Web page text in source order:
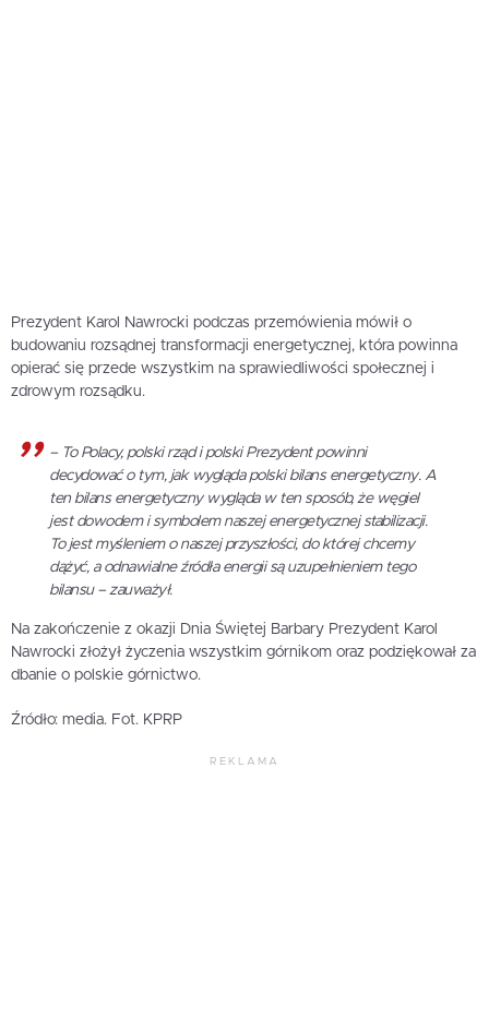
Prezydent Karol Nawrocki podczas przemówienia mówił o
budowaniu rozsądnej transformacji energetycznej, która powinna
opierać się przede wszystkim na sprawiedliwości społecznej i
zdrowym rozsądku.
– To Polacy, polski rząd i polski Prezydent powinni
decydować o tym, jak wygląda polski bilans energetyczny. A
ten bilans energetyczny wygląda w ten sposób, że węgiel
jest dowodem i symbolem naszej energetycznej stabilizacji.
To jest myśleniem o naszej przyszłości, do której chcemy
dążyć, a odnawialne źródła energii są uzupełnieniem tego
bilansu – zauważył.
Na zakończenie z okazji Dnia Świętej Barbary Prezydent Karol
Nawrocki złożył życzenia wszystkim górnikom oraz podziękował za
dbanie o polskie górnictwo.
Źródło: media. Fot. KPRP
REKLAMA